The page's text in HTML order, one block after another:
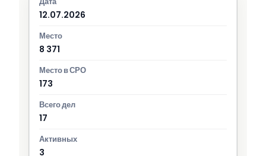
12.07.2026
8 371
173
17
3